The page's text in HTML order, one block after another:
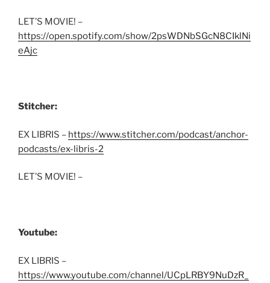
LET’S MOVIE! –
https://open.spotify.com/show/2psWDNbSGcN8CIklNi
eAjc
Stitcher:
EX LIBRIS – https://www.stitcher.com/podcast/anchor-
podcasts/ex-libris-2
LET’S MOVIE! –
Youtube:
EX LIBRIS –
https://www.youtube.com/channel/UCpLRBY9NuDzR_